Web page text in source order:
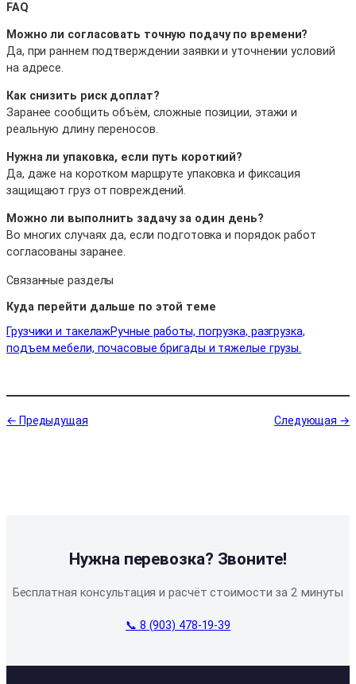
FAQ
Можно ли согласовать точную подачу по времени?
Да, при раннем подтверждении заявки и уточнении условий
на адресе.
Как снизить риск доплат?
Заранее сообщить объём, сложные позиции, этажи и
реальную длину переносов.
Нужна ли упаковка, если путь короткий?
Да, даже на коротком маршруте упаковка и фиксация
защищают груз от повреждений.
Можно ли выполнить задачу за один день?
Во многих случаях да, если подготовка и порядок работ
согласованы заранее.
Связанные разделы
Куда перейти дальше по этой теме
Грузчики и такелажРучные работы, погрузка, разгрузка,
подъем мебели, почасовые бригады и тяжелые грузы.
← Предыдущая Следующая →
Нужна перевозка? Звоните!
Бесплатная консультация и расчёт стоимости за 2 минуты
📞 8 (903) 478-19-39